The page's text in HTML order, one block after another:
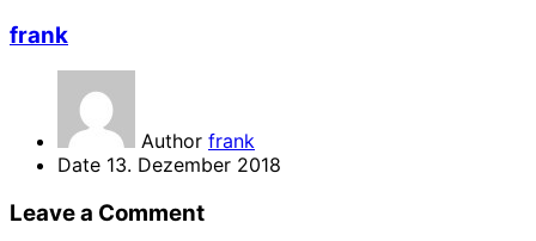
frank
Author frank
Date 13. Dezember 2018
Leave a Comment